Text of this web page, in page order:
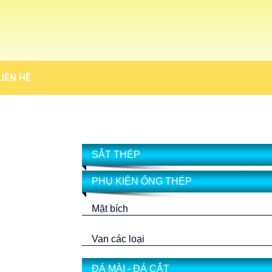
HỆ
SẮT THÉP
PHỤ KIỆN ỐNG THÉP
Mặt bích
Van các loại
ĐÁ MÀI - ĐÁ CẮT